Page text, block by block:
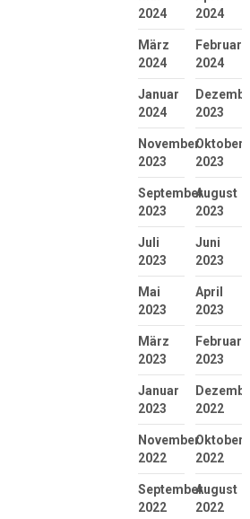
2024
2024
März
2024
Februar
2024
Januar
2024
2023
November
2023
Oktober
2023
September
2023
August
2023
Juli
2023
Juni
2023
Mai
2023
April
2023
März
2023
Februar
2023
Januar
2023
2022
November
2022
Oktober
2022
September
2022
August
2022